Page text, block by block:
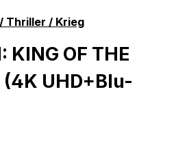
Thriller / Krieg
KING OF THE
(4K UHD+Blu-